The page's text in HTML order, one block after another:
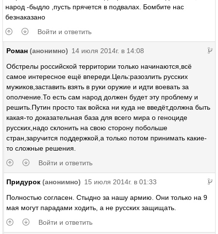
народ -быдло ,пусть прячется в подвалах. Бомбите нас
безнаказано
Войти и ответить
Роман (анонимно) 14 июля 2014г. в 14:08
Обстрелы российской территории только начинаются,всё
самое интересное ещё впереди.Цель:разозлить русских
мужиков,заставить взять в руки оружие и идти воевать за
ополчение.То есть сам народ должен будет эту проблему и
решить.Путин просто так войска ни куда не введёт,должна быть
какая-то доказательная база для всего мира о геноциде
русских,надо склонить на свою сторону побольше
стран,заручится поддержкой,а только потом принимать какие-
то сложные решения.
Войти и ответить
Придурок (анонимно) 15 июля 2014г. в 01:33
Полностью согласен. Стыдно за нашу армию. Они только на 9
мая могут парадами ходить, а не русских защищать.
Войти и ответить